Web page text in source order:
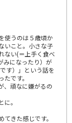
使うのは５歳頃か
いこと。小さな子
ない(＝上手く食べ
みになったり）が
す）」という話を
です。
、頑なに嫌がるの
。
きた感じです。